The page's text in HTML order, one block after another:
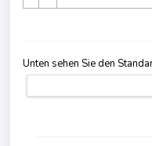
Unten sehen Sie den